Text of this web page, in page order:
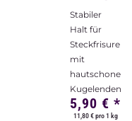
Stabiler
Halt für
Steckfrisuren,
mit
Kugelenden.
5,90 € *
11,80 € pro 1 kg